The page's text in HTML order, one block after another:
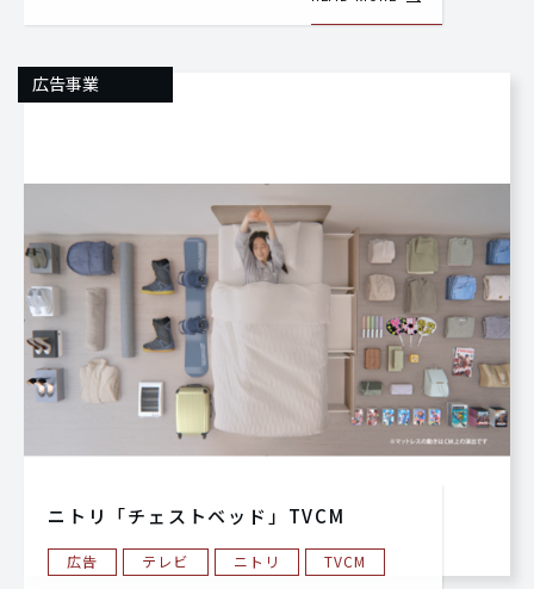
広告事業
ニトリ「チェストベッド」TVCM
広告 テレビ ニトリ TVCM